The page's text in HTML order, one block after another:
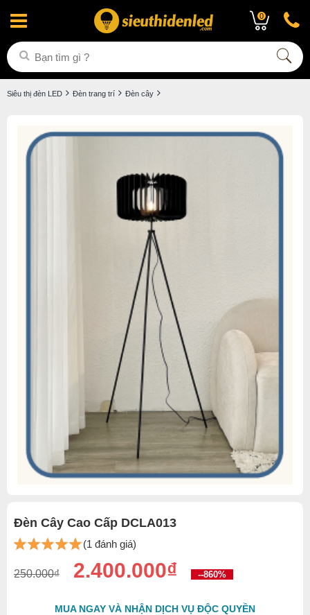
0
Siêu thị đèn LED Đèn trang trí Đèn cây
Đèn Cây Cao Cấp DCLA013
(1 đánh giá)
250.000₫ 2.400.000₫ --860%
MUA NGAY VÀ NHẬN DỊCH VỤ ĐỘC QUYỀN